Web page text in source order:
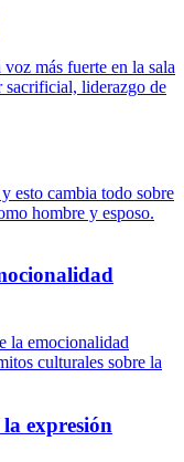
más fuerte en la sala
sacrificial, liderazgo de
esto cambia todo sobre
hombre y esposo.
la emocionalidad
culturales sobre la
expresión